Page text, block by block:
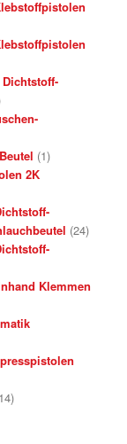
(1)
2K
(24)
Klemmen